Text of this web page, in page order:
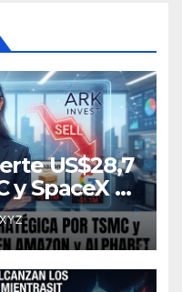
US$28,7
y SpaceX y
en